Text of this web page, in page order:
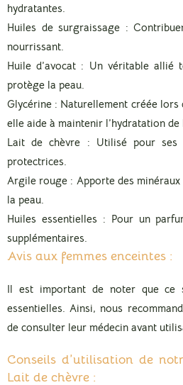
hydratantes.
Huiles de surgraissage :
nourrissant.
Huile d’avocat : Un véritable allié
protège la peau.
Glycérine : Naturellement créée
elle aide à maintenir l’hydratation de
Lait de chèvre : Utilisé pour ses
protectrices.
Argile rouge : Apporte des
la peau.
Huiles essentielles: Pour un
supplémentaires.
Avis aux femmes enceintes :
Il est important de noter que ce
essentielles. Ainsi, nous
de consulter leur médecin avant
Conseils d’utilisation de
Lait de chèvre :